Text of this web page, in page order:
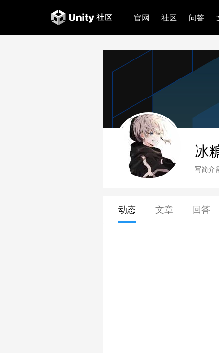
官网 社区 问答
冰
写简介
动态 文章 回答